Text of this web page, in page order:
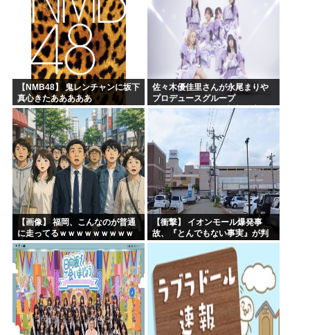
【NMB48】 鬼レンチャンに坂下
真心きたあああああ
佐々木優佳里さんが永尾まりや
プロデュースグループ
「WASURENA」に加入発表！
現在のグループと兼任へ【元
AKB48ゆかるん・まりやぎ】
【画像】 福岡、こんなのが普通
に走ってるｗｗｗｗｗｗｗｗｗ
ｗｗｗｗｗｗｗ
【衝撃】 イオンモール爆発事
故、『とんでもない事実』が判
明してしまう・・・・・・